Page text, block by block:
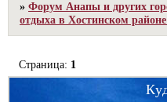
»Форум Анапы и других
отдыха в Хостинском
Страница: 1